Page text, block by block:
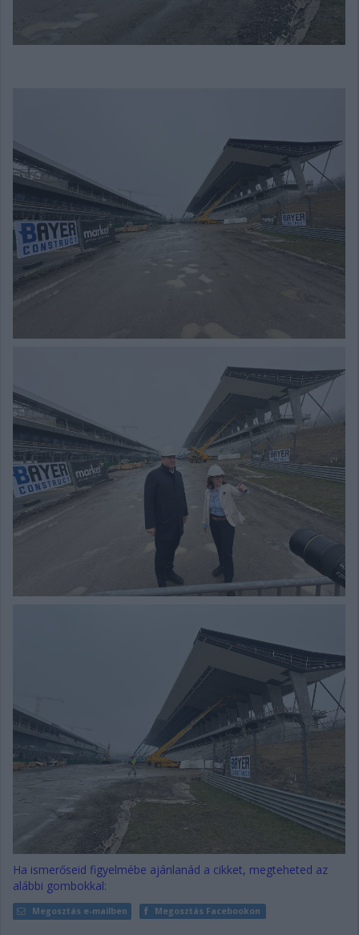
Ha ismerőseid figyelmébe ajánlanád a cikket, megteheted az
alábbi gombokkal:
Megosztás e-mailben Megosztás Facebookon